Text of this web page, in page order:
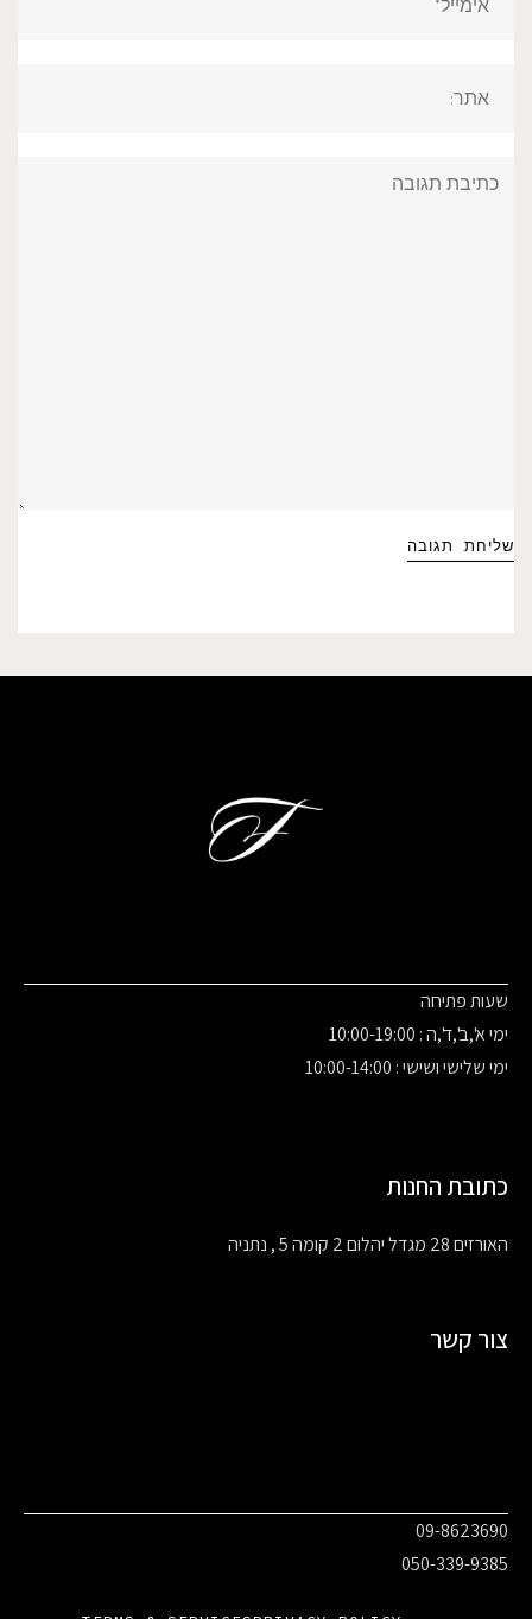
שעות פתיחה
ימי א',ב',ד',ה : 10:00-19:00
ימי שלישי ושישי : 10:00-14:00
כתובת החנות
האורזים 28 מגדל יהלום 2 קומה 5 , נתניה
צור קשר
09-8623690
050-339-9385